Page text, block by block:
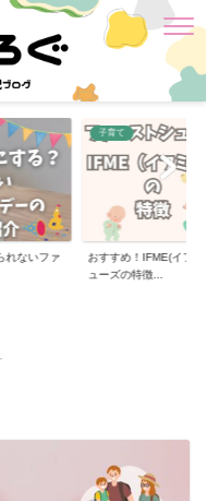
れないファ
子育て
おすすめ！IFME(イフ
ューズの特徴...